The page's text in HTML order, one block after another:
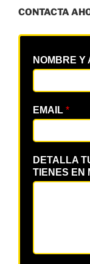
CONTACTA
NOMBRE Y
EMAIL *
DETALLA
TIENES EN